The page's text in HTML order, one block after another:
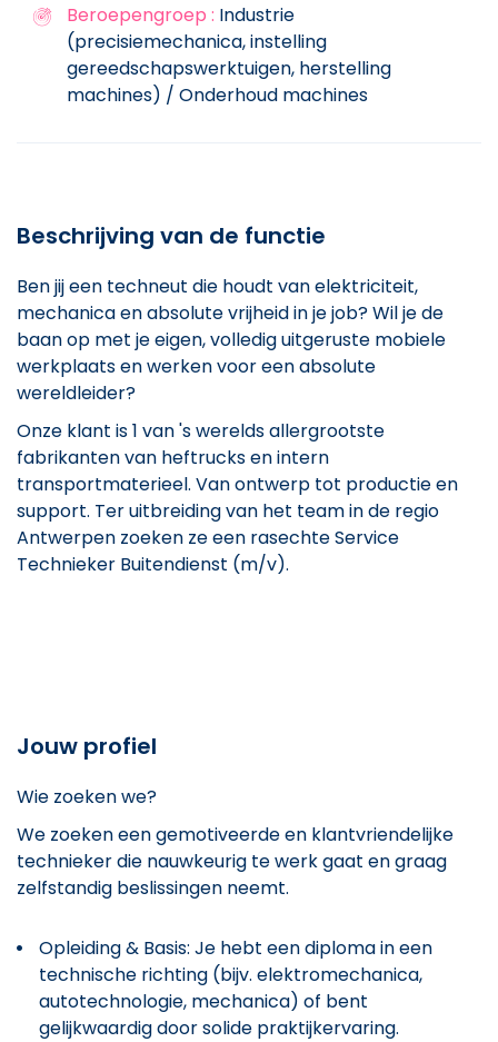
Beroepengroep : Industrie
(precisiemechanica, instelling
gereedschapswerktuigen, herstelling
machines) / Onderhoud machines
Beschrijving van de functie
Ben jij een techneut die houdt van elektriciteit,
mechanica en absolute vrijheid in je job? Wil je de
baan op met je eigen, volledig uitgeruste mobiele
werkplaats en werken voor een absolute
wereldleider?
Onze klant is 1 van 's werelds allergrootste
fabrikanten van heftrucks en intern
transportmaterieel. Van ontwerp tot productie en
support. Ter uitbreiding van het team in de regio
Antwerpen zoeken ze een rasechte Service
Technieker Buitendienst (m/v).
Jouw profiel
Wie zoeken we?
We zoeken een gemotiveerde en klantvriendelijke
technieker die nauwkeurig te werk gaat en graag
zelfstandig beslissingen neemt.
Opleiding & Basis: Je hebt een diploma in een
technische richting (bijv. elektromechanica,
autotechnologie, mechanica) of bent
gelijkwaardig door solide praktijkervaring.